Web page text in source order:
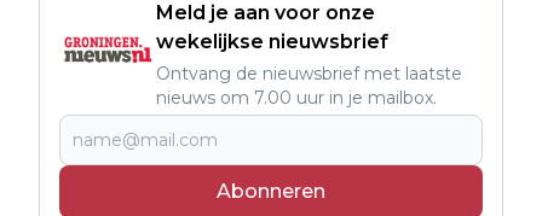
Meld je aan voor onze
wekelijkse nieuwsbrief
Ontvang de nieuwsbrief met laatste
nieuws om 7.00 uur in je mailbox.
Abonneren